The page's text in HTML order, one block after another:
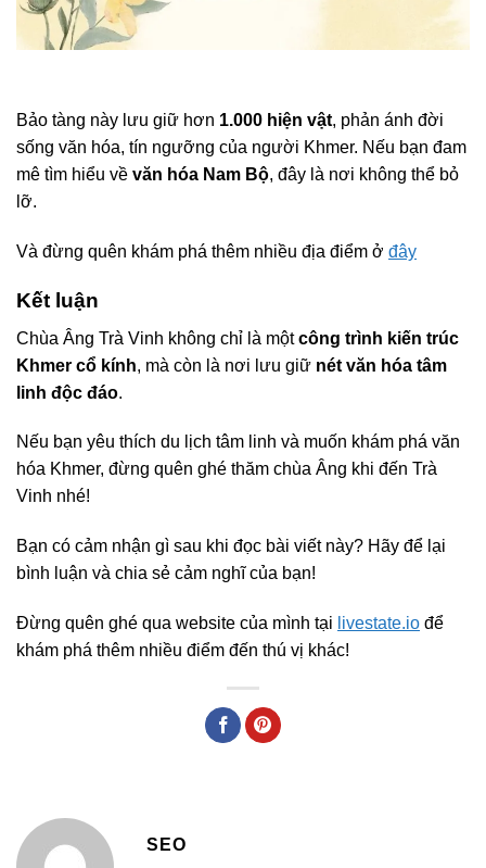
Bảo tàng này lưu giữ hơn 1.000 hiện vật, phản ánh đời
sống văn hóa, tín ngưỡng của người Khmer. Nếu bạn đam
mê tìm hiểu về văn hóa Nam Bộ, đây là nơi không thể bỏ
lỡ.
Và đừng quên khám phá thêm nhiều địa điểm ở đây
Kết luận
Chùa Âng Trà Vinh không chỉ là mộtcông trình kiến trúc
Khmer cổ kính, mà còn là nơi lưu giữ nét văn hóa tâm
linh độc đáo.
Nếu bạn yêu thích du lịch tâm linh và muốn khám phá văn
hóa Khmer, đừng quên ghé thăm chùa Âng khi đến Trà
Vinh nhé!
Bạn có cảm nhận gì sau khi đọc bài viết này? Hãy để lại
bình luận và chia sẻ cảm nghĩ của bạn!
Đừng quên ghé qua website của mình tại livestate.io để
khám phá thêm nhiều điểm đến thú vị khác!
SEO